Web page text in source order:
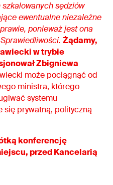
sędziów
ewentualne niezależne
ponieważ jest ona
Sprawiedliwości.Żądamy,
w trybie
Zbigniewa
może pociągnąć od
ministra, którego
systemu
prywatną, polityczną
konferencję
przed Kancelarią